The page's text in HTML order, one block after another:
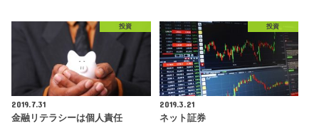
投資
2019.7.31
金融リテラシーは個人責任
投資
2019.3.21
ネット証券